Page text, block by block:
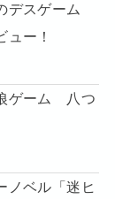
デスゲーム
ュー！
ゲーム 八つ
ノベル「迷ヒ